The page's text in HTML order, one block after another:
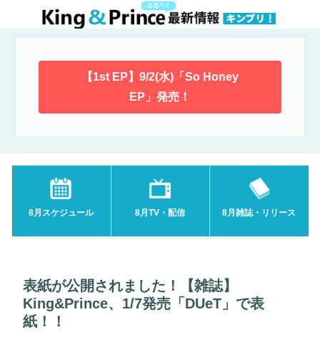
【1st EP】9/2(水)「So Honey
EP」発売！
8月スケジュール 8月TV・配信 8月雑誌・リリース
表紙が公開されました！【雑誌】
King&Prince、1/7発売「DUeT」で表
紙！！